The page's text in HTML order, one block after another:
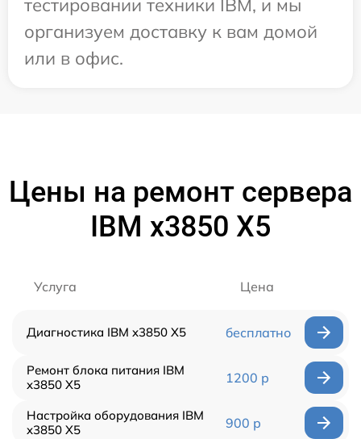
тестировании техники IBM, и мы
организуем доставку к вам домой
или в офис.
Цены на ремонт сервера
IBM x3850 X5
Услуга Цена
Диагностика IBM x3850 X5 бесплатно
Ремонт блока питания IBM
x3850 X5
1200 р
Настройка оборудования IBM
x3850 X5
900 р